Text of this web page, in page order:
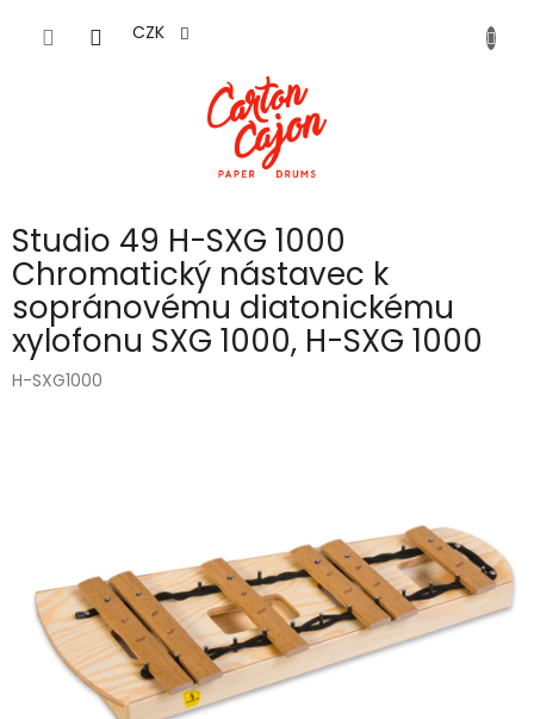
CZK
Studio 49 H-SXG 1000
Chromatický nástavec k
sopránovému diatonickému
xylofonu SXG 1000, H-SXG 1000
H-SXG1000